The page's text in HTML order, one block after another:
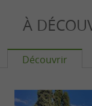
À
Découvrir